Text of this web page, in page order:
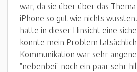
war, da sie über über das
iPhone so gut wie nichts
hatte in dieser Hinsicht eine
konnte mein Problem
Kommunikation war sehr
"nebenbei" noch ein paar sehr